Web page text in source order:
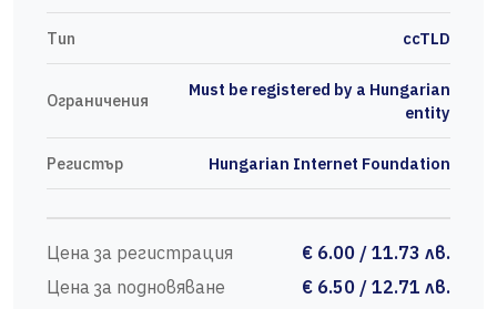
Тип ccTLD
Ограничения
Must be registered by a Hungarian
entity
Регистър Hungarian Internet Foundation
Цена за регистрация
€ 6.00 / 11.73 лв.
Цена за подновяване
€ 6.50 / 12.71 лв.